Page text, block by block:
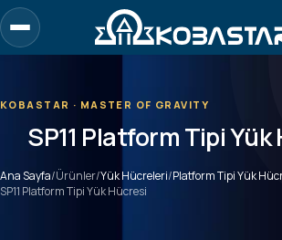
Ana
içeriğe
geç
KOBASTAR · MASTER OF GRAVITY
SP11 Platform Tipi
Ana Sayfa/Ürünler/Yük Hücreleri/Platform Tipi Yük
SP11 Platform Tipi Yük Hücresi